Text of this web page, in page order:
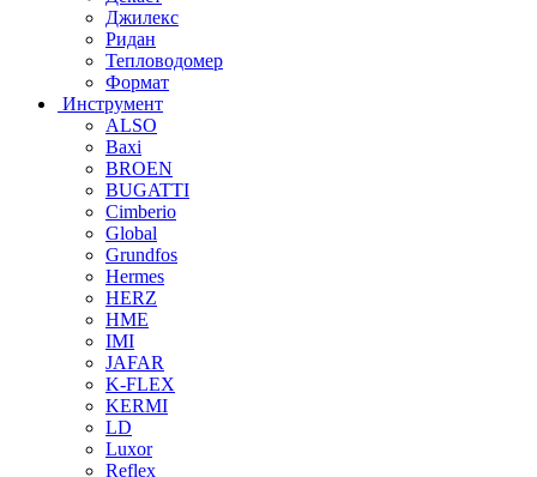
Джилекс
Ридан
Тепловодомер
Формат
Инструмент
ALSO
Baxi
BROEN
BUGATTI
Cimberio
Global
Grundfos
Hermes
HERZ
HME
IMI
JAFAR
K-FLEX
KERMI
LD
Luxor
Reflex